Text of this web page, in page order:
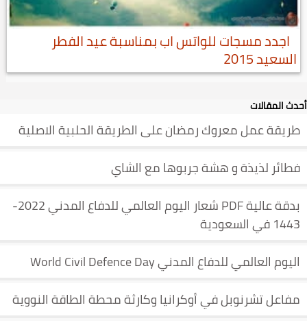
اجدد مسجات للواتس اب بمناسبة عيد الفطر
السعيد 2015
أحدث المقالات
طريقة عمل معروك رمضان على الطريقة الحلبية الاصلية
فطائر لذيذة و هشة جربوها مع الشاي
بدقة عالية PDF شعار اليوم العالمي للدفاع المدني 2022-
1443 في السعودية
اليوم العالمي للدفاع المدني World Civil Defence Day
مفاعل تشرنوبل في أوكرانيا وكارثة محطة الطاقة النووية